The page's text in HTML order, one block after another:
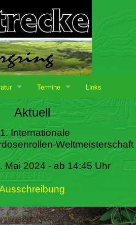
Termine Links
Aktuell
Internationale
Weltmeisterschaft
Mai 2024 - ab 14:45 Uhr